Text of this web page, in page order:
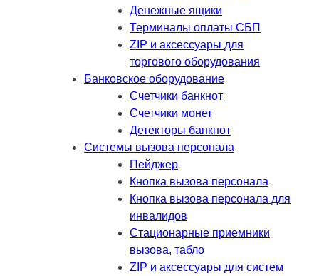
Денежные ящики
Терминалы оплаты СБП
ZIP и аксессуары для
торгового оборудования
Банковское оборудование
Счетчики банкнот
Счетчики монет
Детекторы банкнот
Системы вызова персонала
Пейджер
Кнопка вызова персонала
Кнопка вызова персонала для
инвалидов
Стационарные приемники
вызова, табло
ZIP и аксессуары для систем